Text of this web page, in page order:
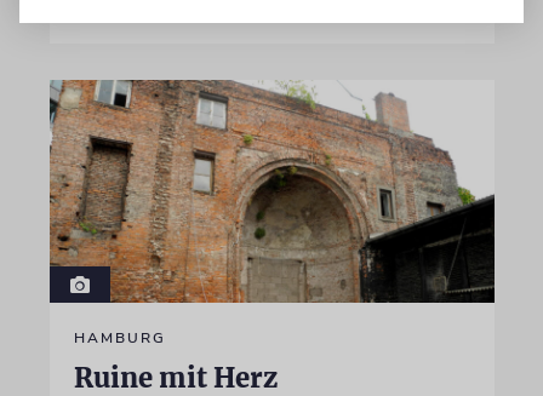
HAMBURG
Ruine mit Herz